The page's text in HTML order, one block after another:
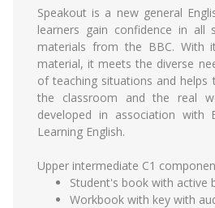
Speakout is a new general
learners gain confidence in all
materials from the BBC. With
material, it meets the diverse
of teaching situations and
the classroom and the real
developed in association with
Learning English.
Upper intermediate C1
Student's book with active
Workbook with key with